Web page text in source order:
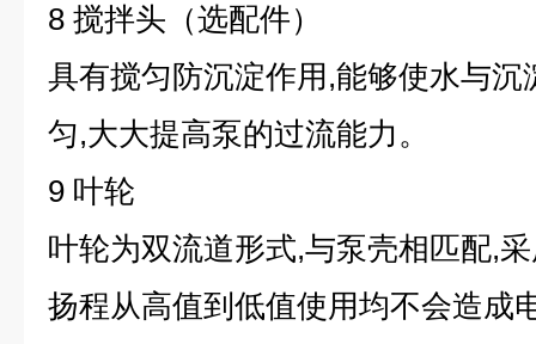
8 搅拌头（选配件）
具有搅匀防沉淀作用,能够使水与
匀,大大提高泵的过流能力。
9 叶轮
叶轮为双流道形式,与泵壳相匹配,
扬程从高值到低值使用均不会造成